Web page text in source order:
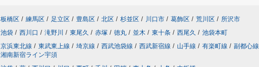
板橋区 / 練馬区 / 足立区 / 豊島区 / 北区 / 杉並区 / 川口市 / 葛飾区 / 荒川区 / 所沢市
池袋 / 西川口 / 滝野川 / 東尾久 / 赤塚 / 徳丸 / 並木 / 東十条 / 西尾久 / 池袋本町
京浜東北線 / 東武東上線 / 埼京線 / 西武池袋線 / 西武新宿線 / 山手線 / 有楽町線 / 副都心線
湘南新宿ライン宇須